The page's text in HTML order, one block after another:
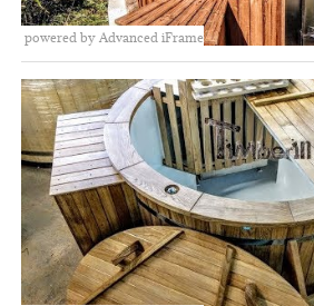
powered by Advanced iFrame